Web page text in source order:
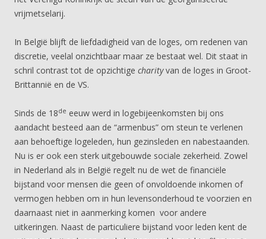
vrijmetselarij.
In België blijft de liefdadigheid van de loges, om redenen van
discretie, veelal onzichtbaar maar ze bestaat wel. Dit staat in
schril contrast tot de opzichtige charityvan de loges in Groot-
Brittannië en de VS.
Sinds de 18de eeuw werd in logebijeenkomsten bij ons
aandacht besteed aan de “armenbus” om steun te verlenen
aan behoeftige logeleden, hun gezinsleden en nabestaanden.
Nu is er ook een sterk uitgebouwde sociale zekerheid. Zowel
in Nederland als in België regelt nu de wet de financiële
bijstand voor mensen die geen of onvoldoende inkomen of
vermogen hebben om in hun levensonderhoud te voorzien en
daarnaast niet in aanmerking komen voor andere
uitkeringen. Naast de particuliere bijstand voor leden kent de